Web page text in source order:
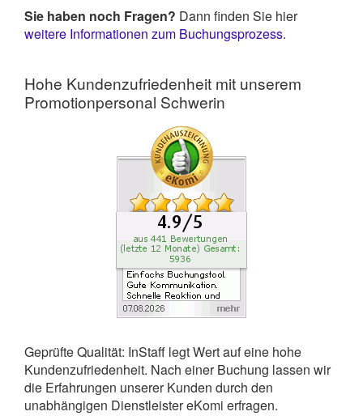
Sie haben noch Fragen? Dann finden Sie hier
weitere Informationen zum Buchungsprozess.
Hohe Kundenzufriedenheit mit unserem
Promotionpersonal Schwerin
Geprüfte Qualität: InStaff legt Wert auf eine hohe
Kundenzufriedenheit. Nach einer Buchung lassen wir
die Erfahrungen unserer Kunden durch den
unabhängigen Dienstleister eKomi erfragen.